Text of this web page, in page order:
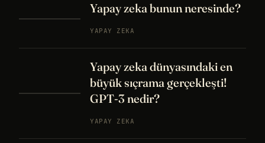
Yapay zeka bunun neresinde?
YAPAY ZEKA
Yapay zeka dünyasındaki en
büyük sıçrama gerçekleşti!
GPT-3 nedir?
YAPAY ZEKA